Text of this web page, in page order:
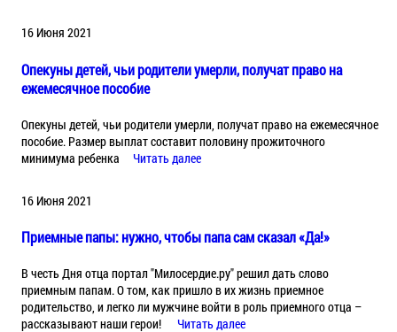
16 Июня 2021
Опекуны детей, чьи родители умерли, получат право на
ежемесячное пособие
Опекуны детей, чьи родители умерли, получат право на ежемесячное
пособие. Размер выплат составит половину прожиточного
минимума ребенка
Читать далее
16 Июня 2021
Приемные папы: нужно, чтобы папа сам сказал «Да!»
В честь Дня отца портал "Милосердие.ру" решил дать слово
приемным папам. О том, как пришло в их жизнь приемное
родительство, и легко ли мужчине войти в роль приемного отца –
рассказывают наши герои!
Читать далее